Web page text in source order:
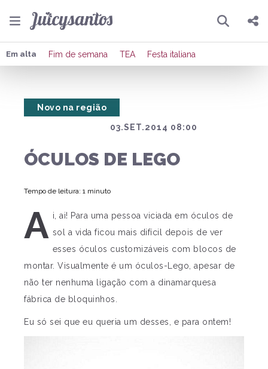
Pesquisar
Compartilhar
Em alta Fim de semana TEA Festa italiana
03.SET.2014 08:00
Novo na região
ÓCULOS DE LEGO
Tempo de leitura: 1 minuto
A i, ai! Para uma pessoa viciada em óculos de
sol a vida ficou mais difícil depois de ver
esses óculos customizáveis com blocos de
montar. Visualmente é um óculos-Lego, apesar de
não ter nenhuma ligação com a dinamarquesa
fábrica de bloquinhos.
Eu só sei que eu queria um desses, e para ontem!